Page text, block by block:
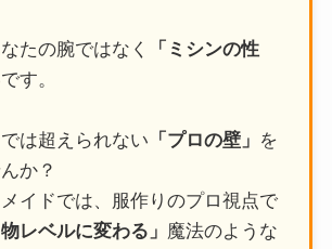
たの腕ではなく
「ミシンの性
す。
は超えられない 「プロの壁」 を
か？
イドでは、服作りのプロ視点で
レベルに変わる」 魔法のような